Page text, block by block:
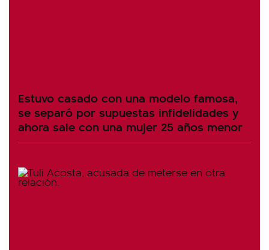
Estuvo casado con una modelo famosa,
se separó por supuestas infidelidades y
ahora sale con una mujer 25 años menor